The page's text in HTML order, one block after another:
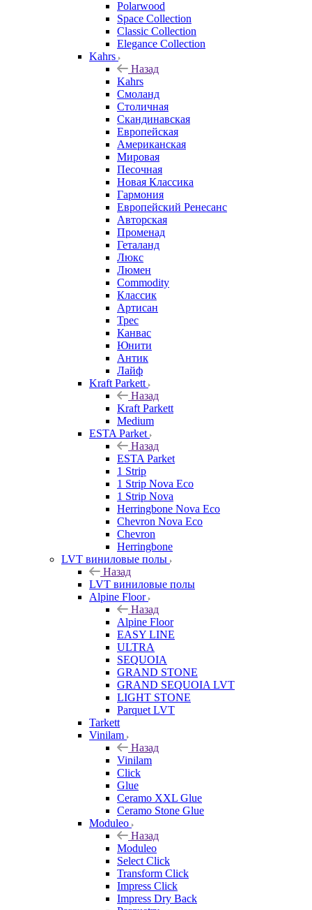
Polarwood
Space Collection
Classic Collection
Elegance Collection
Kahrs
Назад
Kahrs
Смоланд
Столичная
Скандинавская
Европейская
Американская
Мировая
Песочная
Новая Классика
Гармония
Европейский Ренесанс
Авторская
Променад
Геталанд
Люкс
Люмен
Commodity
Классик
Артисан
Трес
Канвас
Юнити
Антик
Лайф
Kraft Parkett
Назад
Kraft Parkett
Medium
ESTA Parket
Назад
ESTA Parket
1 Strip
1 Strip Nova Eco
1 Strip Nova
Herringbone Nova Eco
Chevron Nova Eco
Chevron
Herringbone
LVT виниловые полы
Назад
LVT виниловые полы
Alpine Floor
Назад
Alpine Floor
EASY LINE
ULTRA
SEQUOIA
GRAND STONE
GRAND SEQUOIA LVT
LIGHT STONE
Parquet LVT
Tarkett
Vinilam
Назад
Vinilam
Click
Glue
Ceramo XXL Glue
Ceramo Stone Glue
Moduleo
Назад
Moduleo
Select Click
Transform Click
Impress Click
Impress Dry Back